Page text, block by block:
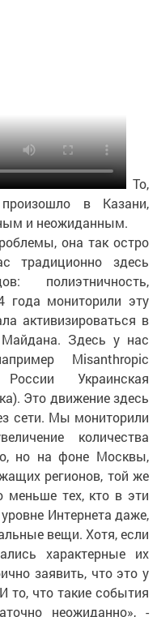
То,
в Казани,
и неожиданным.
она так остро
традиционно здесь
полиэтничность,
года мониторили эту
активизироваться в
Здесь у нас
Misanthropic
Украинская
Это движение здесь
сети. Мы мониторили
количества
но на фоне Москвы,
регионов, той же
меньше тех, кто в эти
Интернета даже,
вещи. Хотя, если
характерные их
заявить, что это у
что такие события
неожиданно», -